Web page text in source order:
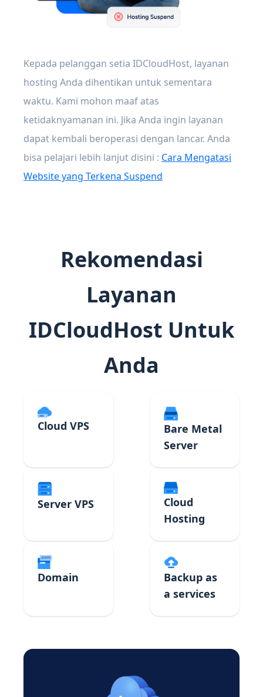
Kepada pelanggan setia IDCloudHost, layanan
hosting Anda dihentikan untuk sementara
waktu. Kami mohon maaf atas
ketidaknyamanan ini. Jika Anda ingin layanan
dapat kembali beroperasi dengan lancar. Anda
bisa pelajari lebih lanjut disini : Cara Mengatasi
Website yang Terkena Suspend
Rekomendasi
Layanan
IDCloudHost Untuk
Anda
Cloud VPS
Bare Metal
Server
Server VPS
Cloud
Hosting
Domain
Backup as
a services